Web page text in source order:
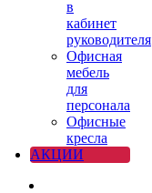
в
кабинет
руководителя
Офисная
мебель
для
персонала
Офисные
кресла
АКЦИИ